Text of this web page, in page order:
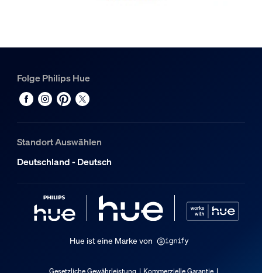
Folge Philips Hue
Standort Auswählen
Deutschland - Deutsch
Hue ist eine Marke von
Gesetzliche Gewährleistung Kommerzielle Garantie